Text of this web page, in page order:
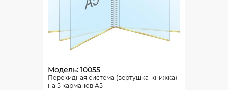
Модель: 10055
Перекидная система (вертушка-книжка)
на 5 карманов А5